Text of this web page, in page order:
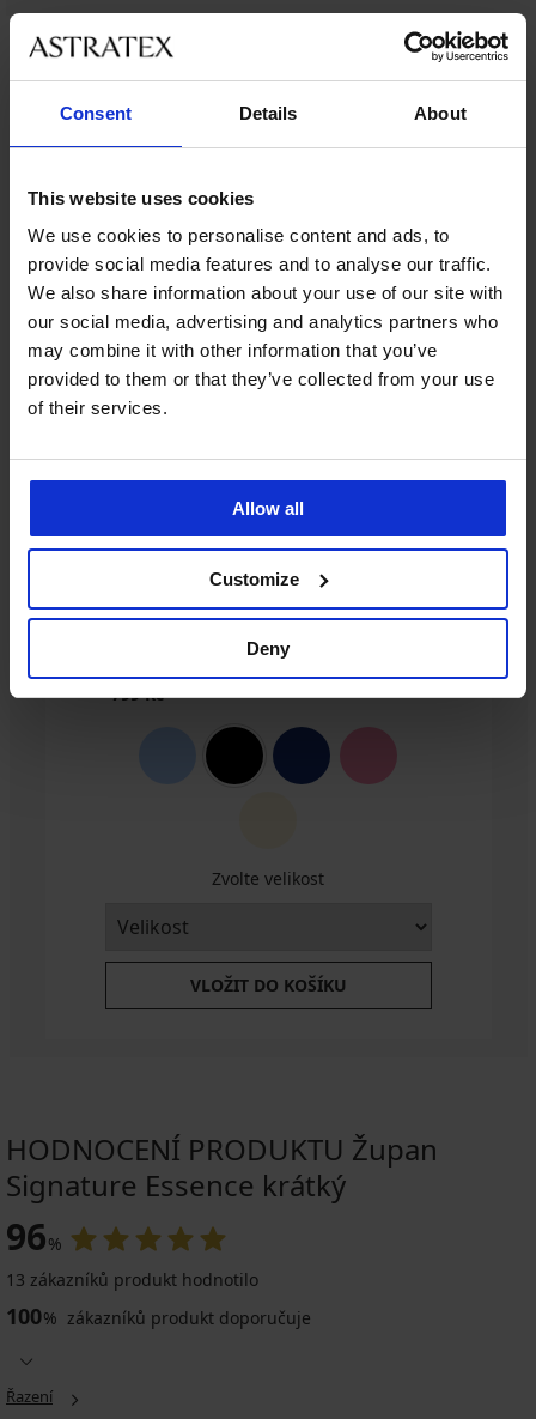
Consent Details About
This website uses cookies
We use cookies to personalise content and ads, to
provide social media features and to analyse our traffic.
We also share information about your use of our site with
our social media, advertising and analytics partners who
may combine it with other information that you’ve
provided to them or that they’ve collected from your use
of their services.
Allow all
Customize
Deny
Saténový
župan
Sauda
krátký
1 399
Kč
župan
DIAMOND
Annabelle
krátký
1 199
Kč
1 999
Župan
Signature
Essence
dlouhý
Kč
Ze stejné kolekce
Noční košile Signature Essence krátká
799 Kč
Zvolte velikost
VLOŽIT DO KOŠÍKU
HODNOCENÍ PRODUKTU Župan
Signature Essence krátký
96%
13 zákazníků produkt hodnotilo
100% zákazníků produkt doporučuje
Řazení